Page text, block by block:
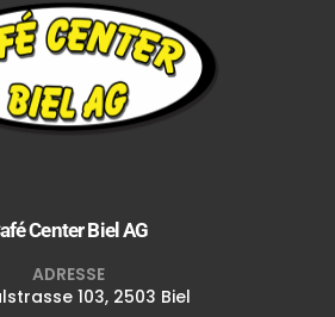
Center Biel AG
ADRESSE
103, 2503 Biel